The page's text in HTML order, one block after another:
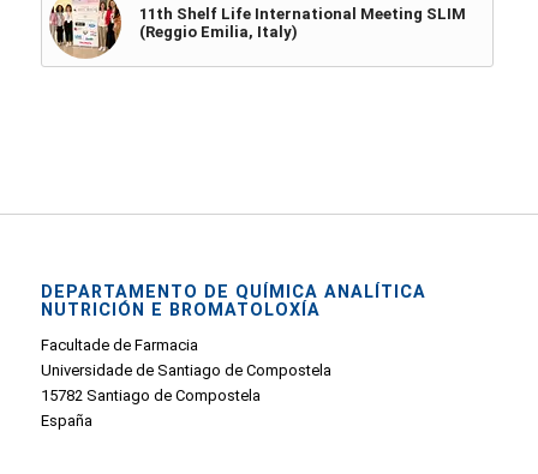
11th Shelf Life International Meeting SLIM
(Reggio Emilia, Italy)
DEPARTAMENTO DE QUÍMICA ANALÍTICA
NUTRICIÓN E BROMATOLOXÍA
Facultade de Farmacia
Universidade de Santiago de Compostela
15782 Santiago de Compostela
España